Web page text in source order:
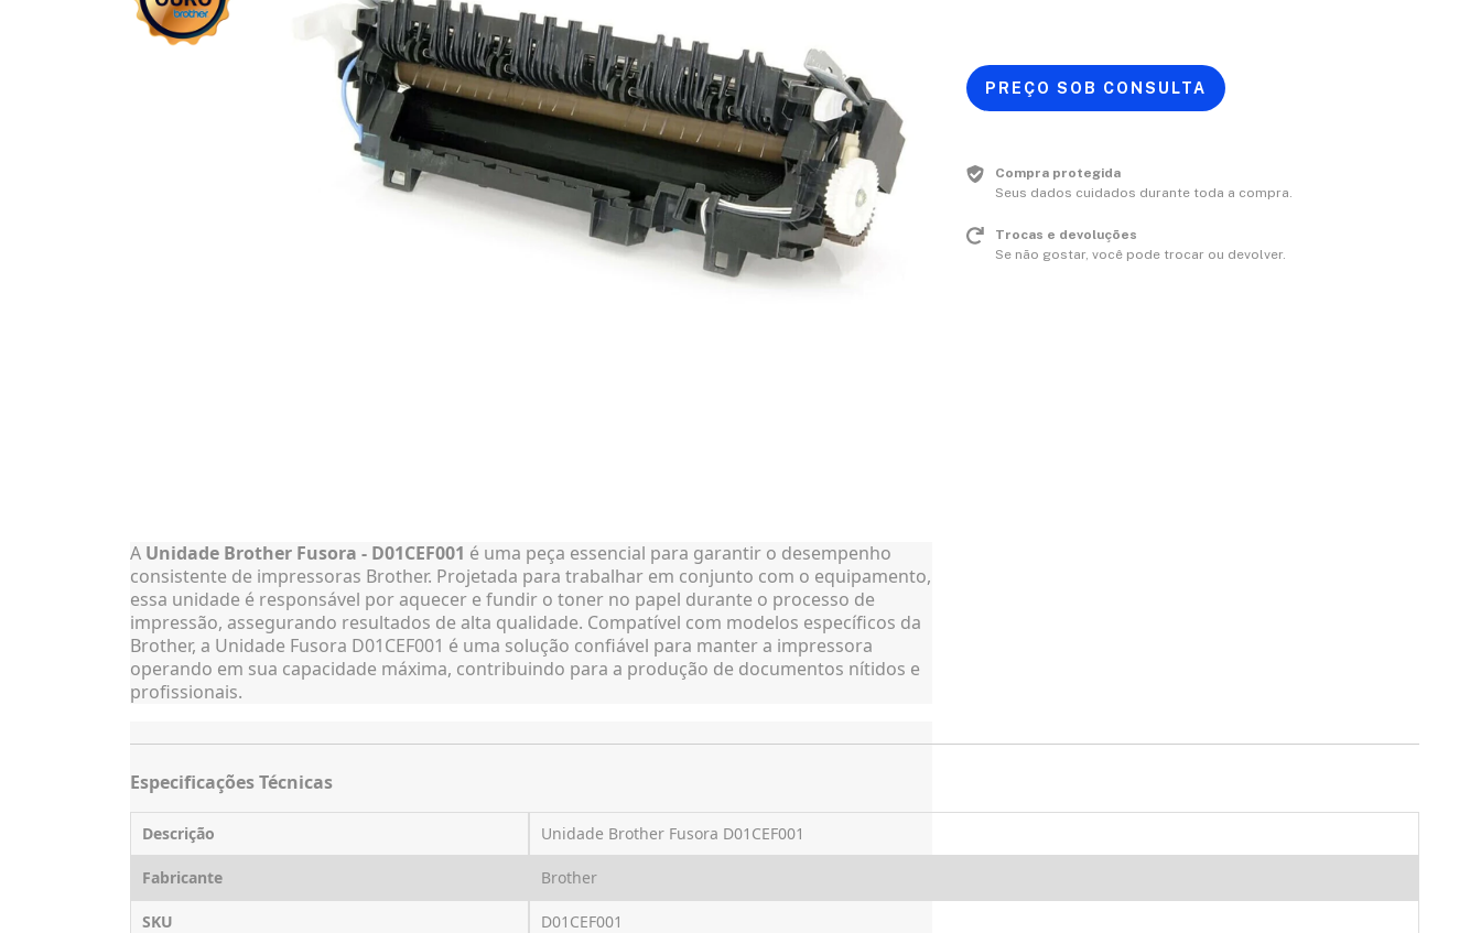
A Unidade Brother Fusora - D01CEF001 é uma peça essencial para garantir o desempenho
consistente de impressoras Brother. Projetada para trabalhar em conjunto com o equipamento,
essa unidade é responsável por aquecer e fundir o toner no papel durante o processo de
impressão, assegurando resultados de alta qualidade. Compatível com modelos específicos da
Brother, a Unidade Fusora D01CEF001 é uma solução confiável para manter a impressora
operando em sua capacidade máxima, contribuindo para a produção de documentos nítidos e
profissionais.
Especificações Técnicas
Descrição Unidade Brother Fusora D01CEF001
Fabricante Brother
SKU D01CEF001
Compra protegida
Seus dados cuidados durante toda a compra.
Trocas e devoluções
Se não gostar, você pode trocar ou devolver.